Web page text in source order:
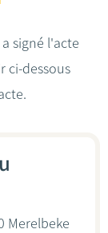
signé l'acte
ci-dessous
Merelbeke